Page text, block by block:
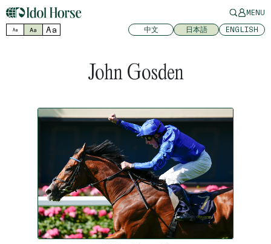
MENU
Aa Aa Aa 中文 日本語 ENGLISH
John Gosden